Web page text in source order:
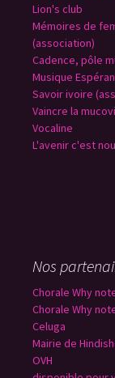
Lion's club
Mémoires de
(association)
Cadence, pôle
Musique
Savoir ivoire
Vaincre la
Vocaline
L'avenir c'est
Nos
Chorale Why
Chorale Why
Celuga
Mairie de
OVH